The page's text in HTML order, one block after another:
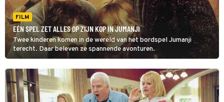
FILM
EÉN SPEL ZET ALLES OP ZIJN KOP IN JUMANJI
Twee kinderen komen in de wereld van het bordspel Jumanji
terecht. Daar beleven ze spannende avonturen.